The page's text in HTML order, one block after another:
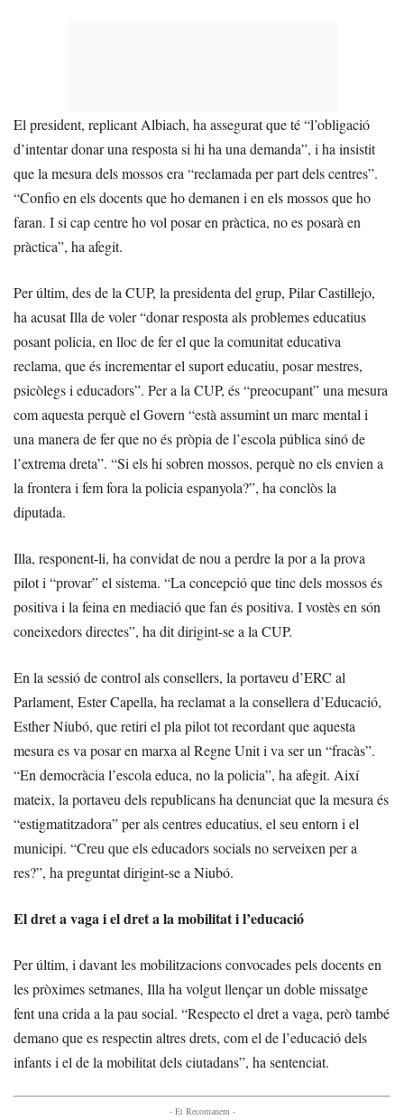
El president, replicant Albiach, ha assegurat que té “l’obligació
d’intentar donar una resposta si hi ha una demanda”, i ha insistit
que la mesura dels mossos era “reclamada per part dels centres”.
“Confio en els docents que ho demanen i en els mossos que ho
faran. I si cap centre ho vol posar en pràctica, no es posarà en
pràctica”, ha afegit.
Per últim, des de la CUP, la presidenta del grup, Pilar Castillejo,
ha acusat Illa de voler “donar resposta als problemes educatius
posant policia, en lloc de fer el que la comunitat educativa
reclama, que és incrementar el suport educatiu, posar mestres,
psicòlegs i educadors”. Per a la CUP, és “preocupant” una mesura
com aquesta perquè el Govern “està assumint un marc mental i
una manera de fer que no és pròpia de l’escola pública sinó de
l’extrema dreta”. “Si els hi sobren mossos, perquè no els envien a
la frontera i fem fora la policia espanyola?”, ha conclòs la
diputada.
Illa, responent-li, ha convidat de nou a perdre la por a la prova
pilot i “provar” el sistema. “La concepció que tinc dels mossos és
positiva i la feina en mediació que fan és positiva. I vostès en són
coneixedors directes”, ha dit dirigint-se a la CUP.
En la sessió de control als consellers, la portaveu d’ERC al
Parlament, Ester Capella, ha reclamat a la consellera d’Educació,
Esther Niubó, que retiri el pla pilot tot recordant que aquesta
mesura es va posar en marxa al Regne Unit i va ser un “fracàs”.
“En democràcia l’escola educa, no la policia”, ha afegit. Així
mateix, la portaveu dels republicans ha denunciat que la mesura és
“estigmatitzadora” per als centres educatius, el seu entorn i el
municipi. “Creu que els educadors socials no serveixen per a
res?”, ha preguntat dirigint-se a Niubó.
El dret a vaga i el dret a la mobilitat i l’educació
Per últim, i davant les mobilitzacions convocades pels docents en
les pròximes setmanes, Illa ha volgut llençar un doble missatge
fent una crida a la pau social. “Respecto el dret a vaga, però també
demano que es respectin altres drets, com el de l’educació dels
infants i el de la mobilitat dels ciutadans”, ha sentenciat.
- Et Recomanem -